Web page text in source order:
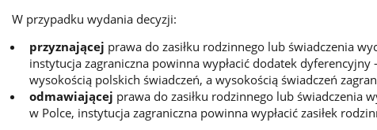
W przypadku wydania decyzji:
przyznającej prawa do zasiłku rodzinnego lub świadczenia
instytucja zagraniczna powinna wypłacić dodatek dyferencyjny
wysokością polskich świadczeń, a wysokością świadczeń
odmawiającej prawa do zasiłku rodzinnego lub świadczenia
w Polce, instytucja zagraniczna powinna wypłacić zasiłek